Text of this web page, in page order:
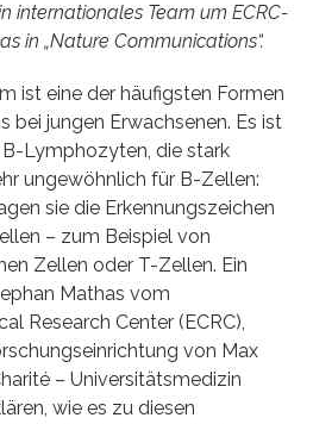
internationales Team um ECRC-
in „Nature Communications“.
ist eine der häufigsten Formen
bei jungen Erwachsenen. Es ist
Lymphozyten, die stark
ungewöhnlich für B-Zellen:
sie die Erkennungszeichen
– zum Beispiel von
Zellen oder T-Zellen. Ein
Mathas vom
Research Center (ECRC),
von Max
– Universitätsmedizin
wie es zu diesen